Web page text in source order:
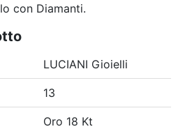
con Diamanti.
LUCIANI Gioielli
13
Oro 18 Kt